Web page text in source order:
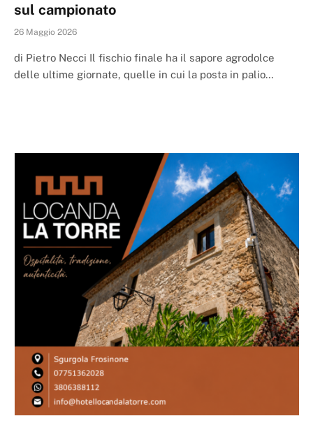
sul campionato
26 Maggio 2026
di Pietro Necci Il fischio finale ha il sapore agrodolce
delle ultime giornate, quelle in cui la posta in palio…